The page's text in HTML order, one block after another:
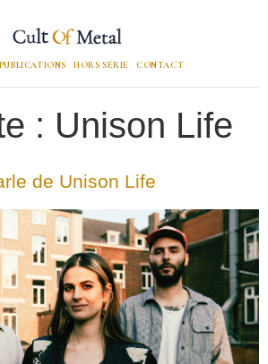
PUBLICATIONS HORS SÉRIE CONTACT
: Unison Life
de Unison Life